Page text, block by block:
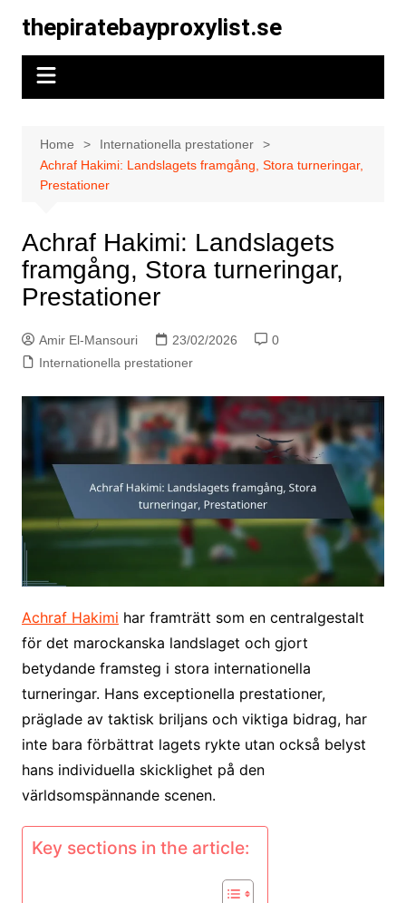
content
thepiratebayproxylist.se
Home
Internationella prestationer
Achraf Hakimi: Landslagets framgång, Stora turneringar,
Prestationer
Achraf Hakimi: Landslagets
framgång, Stora turneringar,
Prestationer
Amir El-Mansouri 23/02/2026
0
Internationella prestationer
Achraf Hakimi har framträtt som en centralgestalt
för det marockanska landslaget och gjort
betydande framsteg i stora internationella
turneringar. Hans exceptionella prestationer,
präglade av taktisk briljans och viktiga bidrag, har
inte bara förbättrat lagets rykte utan också belyst
hans individuella skicklighet på den
världsomspännande scenen.
Key sections in the article: